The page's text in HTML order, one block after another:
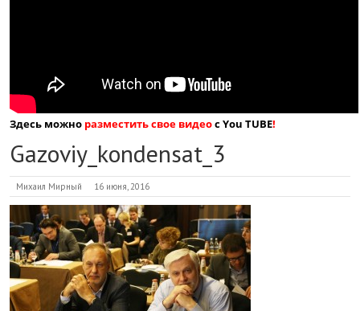
Здесь можно разместить свое видеос You TUBE!
Gazoviy_kondensat_3
Михаил Мирный 16 июня, 2016